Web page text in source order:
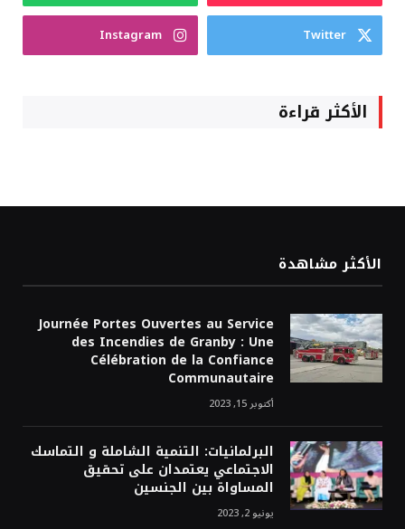
Twitter
Instagram
الأكثر قراءة
الأكثر مشاهدة
Journée Portes Ouvertes au Service
des Incendies de Granby : Une
Célébration de la Confiance
Communautaire
أكتوبر 15, 2023
البرلمانيات: التنمية الشاملة و التماسك
الاجتماعي يعتمدان على تحقيق
المساواة بين الجنسين
يونيو 2, 2023